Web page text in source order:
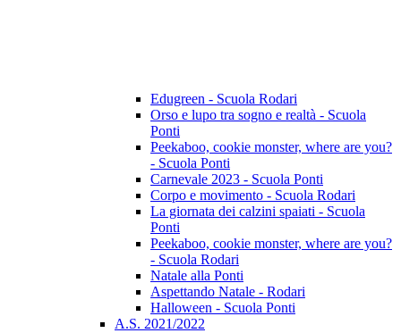
Edugreen - Scuola Rodari
Orso e lupo tra sogno e realtà - Scuola
Ponti
Peekaboo, cookie monster, where are you?
- Scuola Ponti
Carnevale 2023 - Scuola Ponti
Corpo e movimento - Scuola Rodari
La giornata dei calzini spaiati - Scuola
Ponti
Peekaboo, cookie monster, where are you?
- Scuola Rodari
Natale alla Ponti
Aspettando Natale - Rodari
Halloween - Scuola Ponti
A.S. 2021/2022